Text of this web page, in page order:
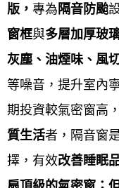
承諾：
鋁門窗工程宅急便
格合理，多年來深
有多年施工經驗，
的目標。
Service
版， 專為 隔音防颱
窗框與多層加厚玻
灰塵、油煙味、風
等噪音，提升室內
期投資較氣密窗高
質生活者，隔音窗
擇，有效改善睡眠